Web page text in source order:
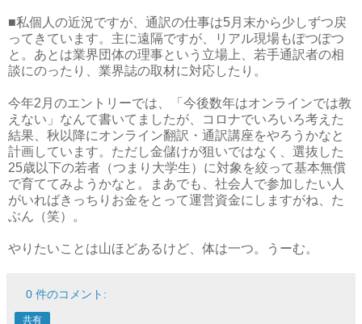
■私個人の近況ですが、通訳の仕事は5月末から少しずつ戻
ってきています。主に遠隔ですが、リアル現場もぽつぽつ
と。あとは業界団体の理事という立場上、若手通訳者の相
談にのったり、業界誌の取材に対応したり。
今年2月のエントリーでは、「今後数年はオンラインでは教
えない」なんて書いてましたが、コロナでいろいろ考えた
結果、秋以降にオンライン翻訳・通訳講座をやろうかなと
計画しています。ただし金儲けが狙いではなく、選抜した
25歳以下の若者（つまり大学生）に対象を絞って基本無償
で育ててみようかなと。まあでも、社会人で参加したい人
がいればきっちりお金をとって運営資金にしますがね、た
ぶん（笑）。
やりたいことは山ほどあるけど、体は一つ。うーむ。
0 件のコメント:
共有